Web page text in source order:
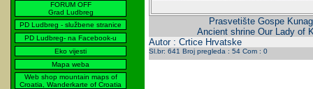
FORUM OFF
Grad Ludbreg
PD Ludbreg - službene stranice
PD Ludbreg- na Facebook-u
Eko vijesti
Mapa weba
Web shop mountain maps of
Croatia, Wanderkarte of Croatia
Prasvetište Gospe
Ancient shrine Our Lady of
Autor : Crtice Hrvatske
Sl.br: 641 Broj pregleda : 54 Com : 0